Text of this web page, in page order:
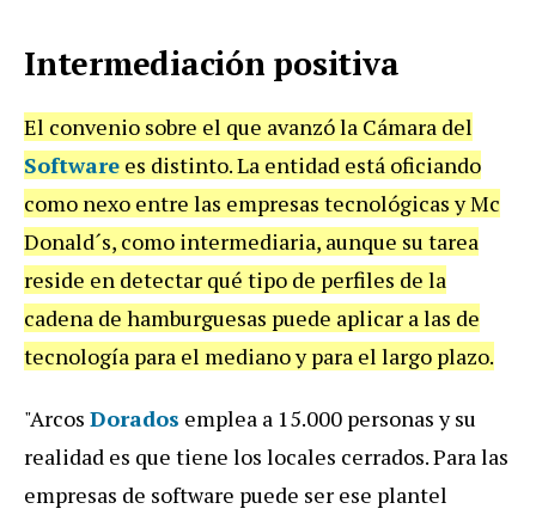
Intermediación positiva
El convenio sobre el que avanzó la Cámara del
Software es distinto. La entidad está oficiando
como nexo entre las empresas tecnológicas y Mc
Donald´s, como intermediaria, aunque su tarea
reside en detectar qué tipo de perfiles de la
cadena de hamburguesas puede aplicar a las de
tecnología para el mediano y para el largo plazo.
"Arcos Dorados emplea a 15.000 personas y su
realidad es que tiene los locales cerrados. Para las
empresas de software puede ser ese plantel